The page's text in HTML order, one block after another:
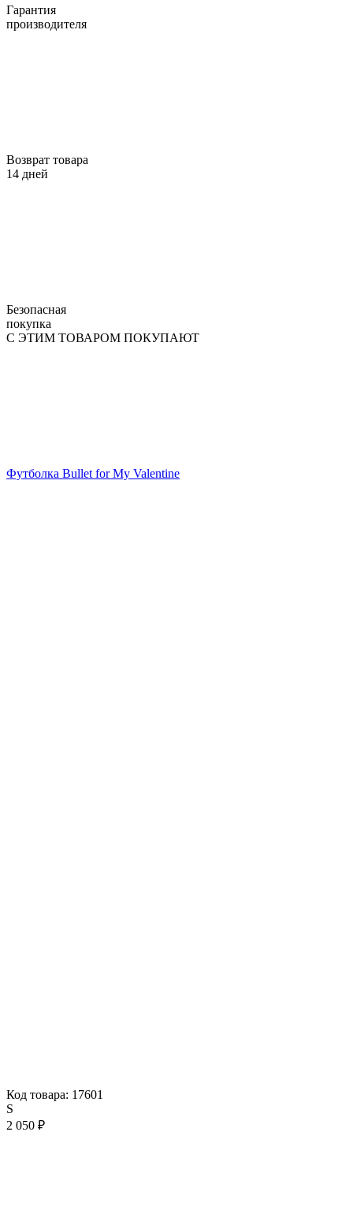
Гарантия
производителя
Возврат товара
14 дней
Безопасная
покупка
С ЭТИМ ТОВАРОМ ПОКУПАЮТ
Футболка Bullet for My Valentine
Код товара: 17601
S
2 050 ₽